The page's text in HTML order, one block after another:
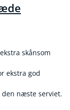
skånsom
ekstra god
næste serviet.